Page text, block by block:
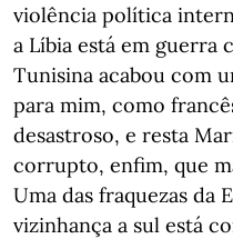
violência política
a Líbia está em guerra
Tunisina acabou com
para mim, como
desastroso, e resta
corrupto, enfim, que
Uma das fraquezas da
vizinhança a sul está